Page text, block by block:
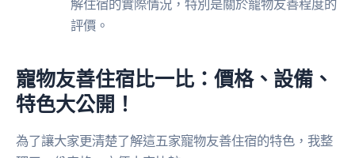
解住宿的實際情況，特別是關於寵物友善程度的
評價。
寵物友善住宿比一比：價格、設備、
特色大公開！
為了讓大家更清楚了解這五家寵物友善住宿的特色，我整